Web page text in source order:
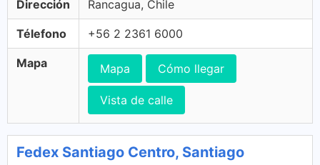
Dirección Rancagua, Chile
Télefono +56 2 2361 6000
Mapa Mapa Cómo llegar
Vista de calle
Fedex Santiago Centro, Santiago